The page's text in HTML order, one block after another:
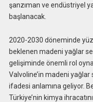
şanzıman ve endüstriyel
başlanacak.
2020-2030 döneminde
beklenen madeni yağlar
gelişiminde önemli rol
Valvoline’in madeni yağlar
ifadesi anlamına geliyor.
Türkiye’nin kimya